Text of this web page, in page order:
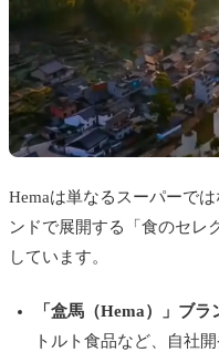
Hemaは単なるスーパーで
ンドで展開する「食のセレ
しています。
「盒馬（Hema）」ブラ
トルト食品など、自社